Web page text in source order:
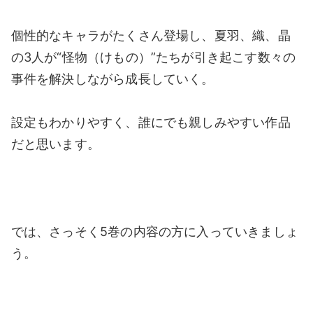
個性的なキャラがたくさん登場し、夏羽、織、晶
の3人が“怪物（けもの）”たちが引き起こす数々の
事件を解決しながら成長していく。
設定もわかりやすく、誰にでも親しみやすい作品
だと思います。
では、さっそく5巻の内容の方に入っていきましょ
う。